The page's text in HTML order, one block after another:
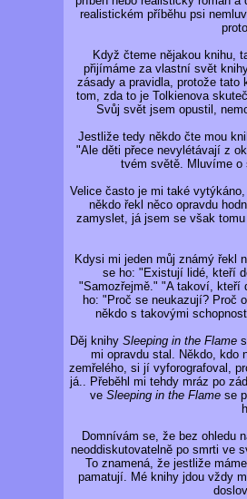
realistickém příběhu psi
Když čteme nějakou knihu,
přijímáme za vlastní svět
zásady a pravidla, protože
tom, zda to je Tolkienova
Svůj svět jsem opustil,
Jestliže tedy někdo čte mou
"Ale děti přece nevylétávají z
tvém světě. Mluvíme o
Velice často je mi také
někdo řekl něco opravdu
zamyslet, já jsem se však
Kdysi mi jeden můj známý řekl
se ho: "Existují lidé, kteří
"Samozřejmě." "A takoví, kteří
ho: "Proč se neukazují? Proč
někdo s takovými
Děj knihy Sleeping in the Flame
mi opravdu stal. Někdo, kdo
zemřelého, si jí vyforografoval,
já.. Přeběhl mi tehdy mráz po
ve Sleeping in the Flame se
Domnívám se, že bez ohledu
neoddiskutovatelně po smrti ve
To znamená, že jestliže
pamatují. Mé knihy jdou vždy